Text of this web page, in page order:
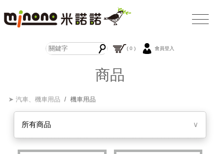
( 0 ) 會員登入
商品
➤ 汽車、機車用品 / 機車用品
所有商品 ∨